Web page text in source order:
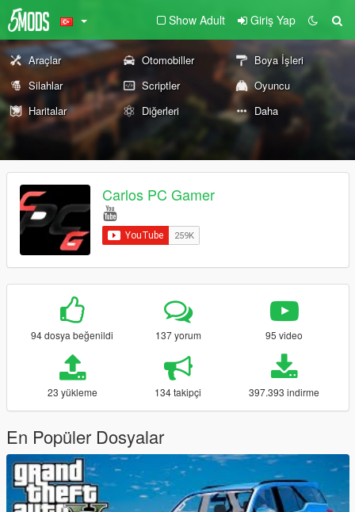
Show Adult Giriş Yap
Araçlar Otomobiller
Boya İşleri
Silahlar
Scriptler
Oyuncu
Haritalar
Diğerleri Daha
Carlos PC Gamer
94 dosya beğenildi 137 yorum 95 video
23 yükleme 134 takipçi 397.393 indirme
En Popüler Dosyalar